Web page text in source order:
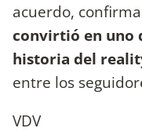
acuerdo,
convirtió en uno
historia del
entre los
VDV